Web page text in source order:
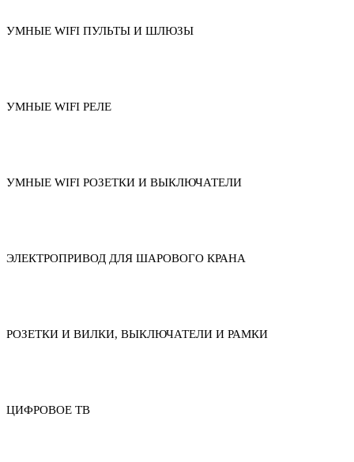
УМНЫЕ WIFI ПУЛЬТЫ И ШЛЮЗЫ
УМНЫЕ WIFI РЕЛЕ
УМНЫЕ WIFI РОЗЕТКИ И ВЫКЛЮЧАТЕЛИ
ЭЛЕКТРОПРИВОД ДЛЯ ШАРОВОГО КРАНА
РОЗЕТКИ И ВИЛКИ, ВЫКЛЮЧАТЕЛИ И РАМКИ
ЦИФРОВОЕ ТВ